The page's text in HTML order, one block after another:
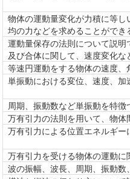
物体の運動量変化が力積に等
均の力などを求めることができ
運動量保存の法則について説
及び合体に関して、速度変化
等速円運動をする物体の速度
単振動における変位、速度、
周期、振動数など単振動を特
万有引力の法則を用いて、物
万有引力による位置エネルギ
万有引力を受ける物体の運動
波の振幅、波長、周期、振動